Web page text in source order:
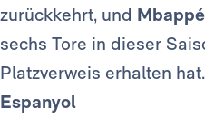
zurückkehrt, und Mbappé
sechs Tore in dieser
Platzverweis erhalten hat.
Espanyol